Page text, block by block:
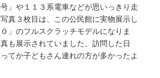
」や１１３系電車などが思いっきり走
真３枚目は、この公民館に実物展示し
」のフルスクラッチモデルになりま
も展示されていました。訪問した日
てか子どもさん連れの方が多かったよ